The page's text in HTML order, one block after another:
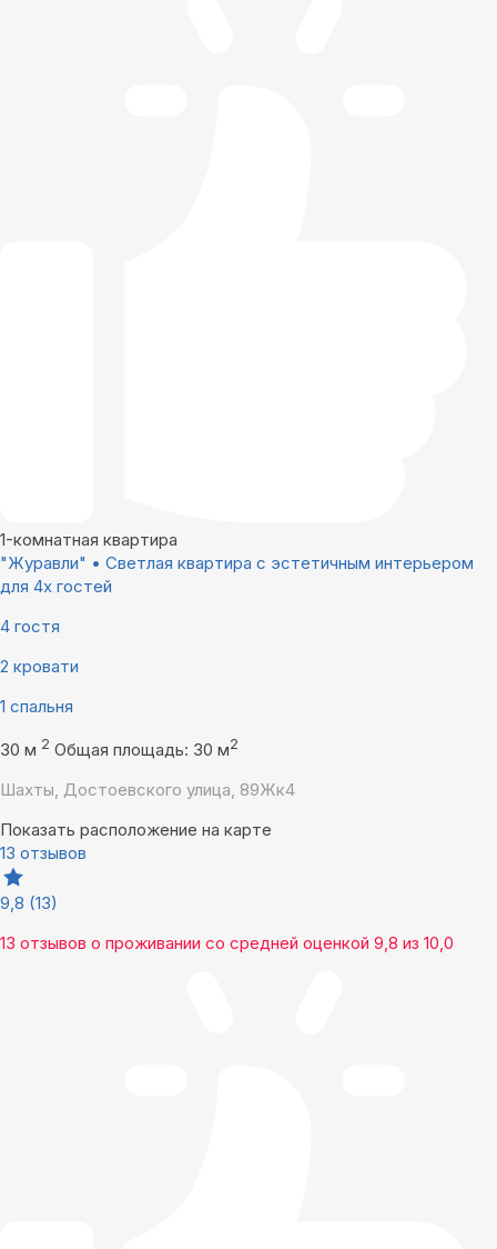
1-комнатная квартира
"Журавли" • Светлая квартира с эстетичным интерьером
для 4х гостей
4 гостя
2 кровати
1 спальня
30 м 2 Общая площадь: 30 м2
Шахты, Достоевского улица, 89Жк4
Показать расположение на карте
13 отзывов
9,8 (13)
13 отзывов о проживании со средней оценкой 9,8 из 10,0